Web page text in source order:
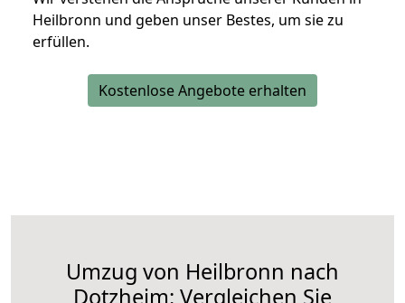
Heilbronn und geben unser Bestes, um sie zu
erfüllen.
Kostenlose Angebote erhalten
Umzug von Heilbronn nach
Dotzheim: Vergleichen Sie